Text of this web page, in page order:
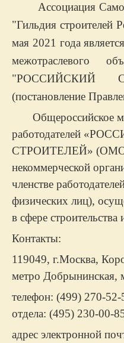
Ассоциация
"Гильдия строителей
мая 2021 года
межотраслевого
"РОССИЙСКИЙ
(постановление
Общероссийское
работодателей
СТРОИТЕЛЕЙ»
некоммерческой
членстве
физических лиц),
в сфере
Контакты:
119049, г.Москва,
метро Добрынинская,
телефон: (499) 270-52-
отдела: (495) 230-00-
адрес электронной